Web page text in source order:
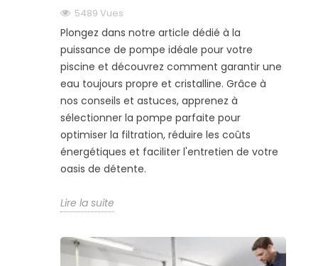
5489 Vues
Plongez dans notre article dédié à la
puissance de pompe idéale pour votre
piscine et découvrez comment garantir une
eau toujours propre et cristalline. Grâce à
nos conseils et astuces, apprenez à
sélectionner la pompe parfaite pour
optimiser la filtration, réduire les coûts
énergétiques et faciliter l'entretien de votre
oasis de détente.
Lire la suite